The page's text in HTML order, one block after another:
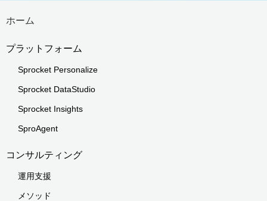
ホーム
プラットフォーム
Sprocket Personalize
Sprocket DataStudio
Sprocket Insights
SproAgent
コンサルティング
運用支援
メソッド